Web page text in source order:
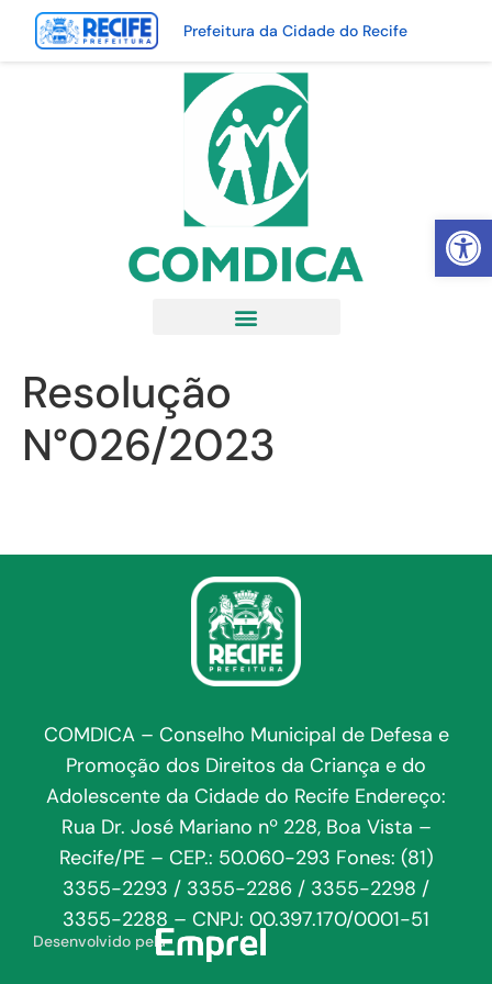
Abrir
Prefeitura da Cidade do Recife
Resolução
N°026/2023
COMDICA – Conselho Municipal de Defesa e
Promoção dos Direitos da Criança e do
Adolescente da Cidade do Recife Endereço:
Rua Dr. José Mariano nº 228, Boa Vista –
Recife/PE – CEP.: 50.060-293 Fones: (81)
3355-2293 / 3355-2286 / 3355-2298 /
3355-2288 – CNPJ: 00.397.170/0001-51
Desenvolvido pela